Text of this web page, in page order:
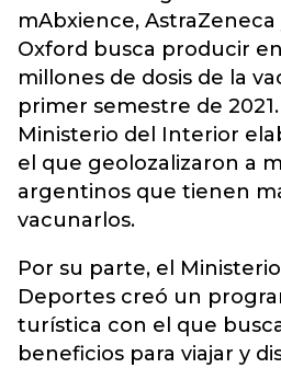
mAbxience,
Oxford busca producir
millones de dosis de la
primer semestre de
Ministerio del Interior
el que geolozalizaron a
argentinos que tienen
vacunarlos.
Por su parte, el
Deportes creó un
turística con el que
beneficios para viajar y